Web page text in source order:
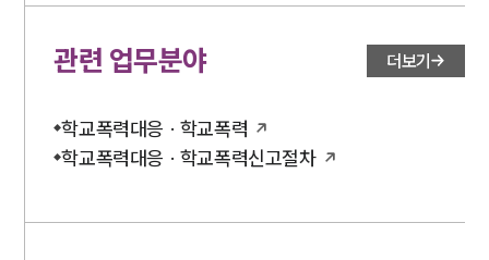
관련 업무분야 더보기
학교폭력대응 · 학교폭력
학교폭력대응 · 학교폭력신고절차